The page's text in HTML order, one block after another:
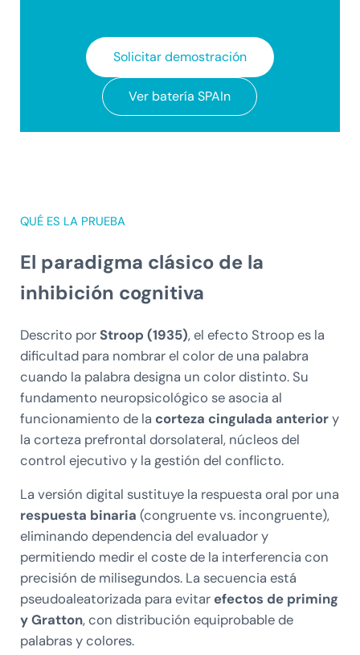
Solicitar demostración
Ver batería SPAIn
QUÉ ES LA PRUEBA
El paradigma clásico de la
inhibición cognitiva
Descrito por Stroop (1935), el efecto Stroop es la
dificultad para nombrar el color de una palabra
cuando la palabra designa un color distinto. Su
fundamento neuropsicológico se asocia al
funcionamiento de la corteza cingulada anteriory
la corteza prefrontal dorsolateral, núcleos del
control ejecutivo y la gestión del conflicto.
La versión digital sustituye la respuesta oral por una
respuesta binaria (congruente vs. incongruente),
eliminando dependencia del evaluador y
permitiendo medir el coste de la interferencia con
precisión de milisegundos. La secuencia está
pseudoaleatorizada para evitar efectos de priming
y Gratton, con distribución equiprobable de
palabras y colores.